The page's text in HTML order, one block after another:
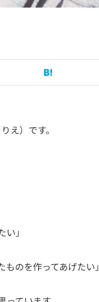
え）です。
」
ものを作ってあげたい」